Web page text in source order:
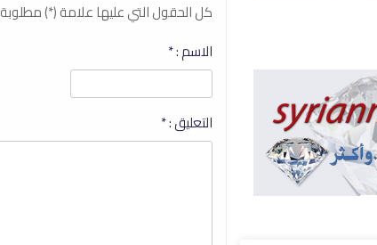
كل الحقول التي عليها علامة (*) مطلوبة
الاسم :*
التعليق :*